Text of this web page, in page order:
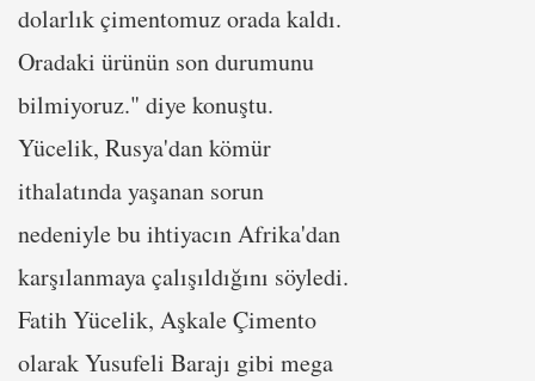
dolarlık çimentomuz orada kaldı.
Oradaki ürünün son durumunu
bilmiyoruz." diye konuştu.
Yücelik, Rusya'dan kömür
ithalatında yaşanan sorun
nedeniyle bu ihtiyacın Afrika'dan
karşılanmaya çalışıldığını söyledi.
Fatih Yücelik, Aşkale Çimento
olarak Yusufeli Barajı gibi mega